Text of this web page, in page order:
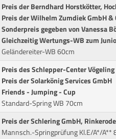
Preis der Berndhard Horstkötter,
Preis der Wilhelm Zumdiek GmbH &
Sonderpreis gegeben von Vanessa
Gleichzeitig Wertungs-WB zum
Geländereiter-WB 60cm
Preis des Schlepper-Center Vögeling
Preis der Solarkönig Services GmbH
Friends - Jumping - Cup
Standard-Spring WB 70cm
Preis der Schlering GmbH, Rinkerode
Mannsch.-Springprüfung Kl.E/A*/